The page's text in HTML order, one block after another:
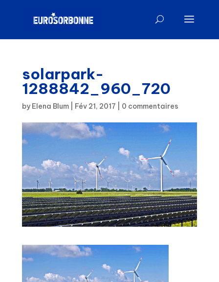
solarpark-
1288842_960_720
by Elena Blum| Fév 21, 2017 0 commentaires